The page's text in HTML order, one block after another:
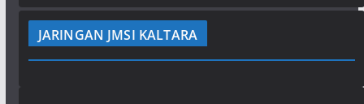
JARINGAN JMSI KALTARA